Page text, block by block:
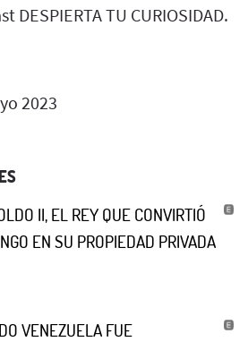
DESPIERTA TU CURIOSIDAD.
2023
II, EL REY QUE CONVIRTIÓ
EN SU PROPIEDAD PRIVADA
VENEZUELA FUE